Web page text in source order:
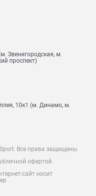
Звенигородская, м.
проспект)
10к1 (м. Динамо, м.
Все права защищены.
офертой.
сайт носит